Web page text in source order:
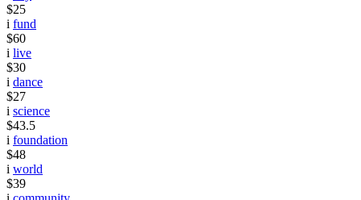
$25
i fund
$60
i live
$30
i dance
$27
i science
$43.5
i foundation
$48
i world
$39